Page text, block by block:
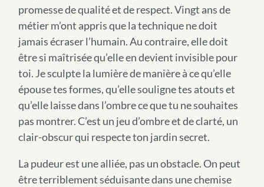
promesse de qualité et de respect. Vingt ans de
métier m’ont appris que la technique ne doit
jamais écraser l’humain. Au contraire, elle doit
être si maîtrisée qu’elle en devient invisible pour
toi. Je sculpte la lumière de manière à ce qu’elle
épouse tes formes, qu’elle souligne tes atouts et
qu’elle laisse dans l’ombre ce que tu ne souhaites
pas montrer. C’est un jeu d’ombre et de clarté, un
clair-obscur qui respecte ton jardin secret.
La pudeur est une alliée, pas un obstacle. On peut
être terriblement séduisante dans une chemise